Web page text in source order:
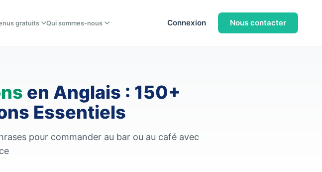
gratuits Qui sommes-nous Connexion Nous contacter
en Anglais : 150+
Essentiels
pour commander au bar ou au café avec